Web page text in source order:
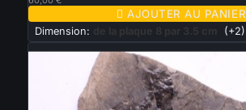
 AJOUTER AU PANIER
Dimension: de la plaque 8 par 3.5 cm (+2)
Nouveau